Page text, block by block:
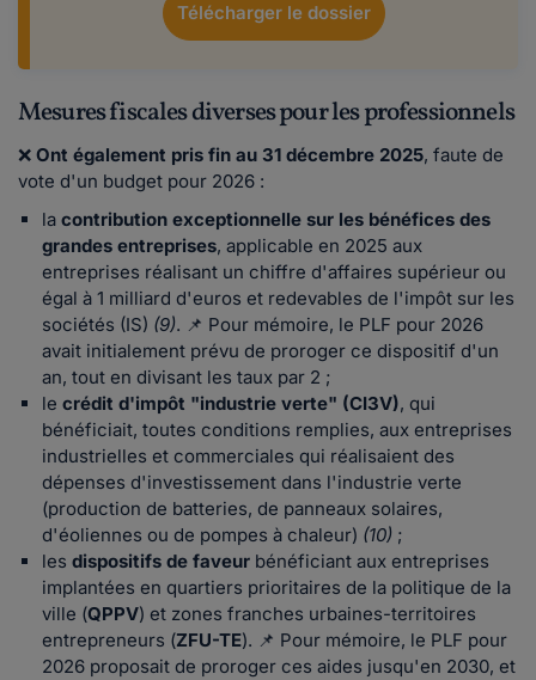
Télécharger le dossier
Mesures fiscales diverses pour les professionnels
❌ Ont également pris fin au 31 décembre 2025, faute de
vote d'un budget pour 2026 :
la contribution exceptionnelle sur les bénéfices des
grandes entreprises, applicable en 2025 aux
entreprises réalisant un chiffre d'affaires supérieur ou
égal à 1 milliard d'euros et redevables de l'impôt sur les
sociétés (IS) (9). 📌 Pour mémoire, le PLF pour 2026
avait initialement prévu de proroger ce dispositif d'un
an, tout en divisant les taux par 2 ;
le crédit d'impôt "industrie verte" (CI3V), qui
bénéficiait, toutes conditions remplies, aux entreprises
industrielles et commerciales qui réalisaient des
dépenses d'investissement dans l'industrie verte
(production de batteries, de panneaux solaires,
d'éoliennes ou de pompes à chaleur) (10) ;
les dispositifs de faveur bénéficiant aux entreprises
implantées en quartiers prioritaires de la politique de la
ville (QPPV) et zones franches urbaines-territoires
entrepreneurs (ZFU-TE). 📌 Pour mémoire, le PLF pour
2026 proposait de proroger ces aides jusqu'en 2030, et